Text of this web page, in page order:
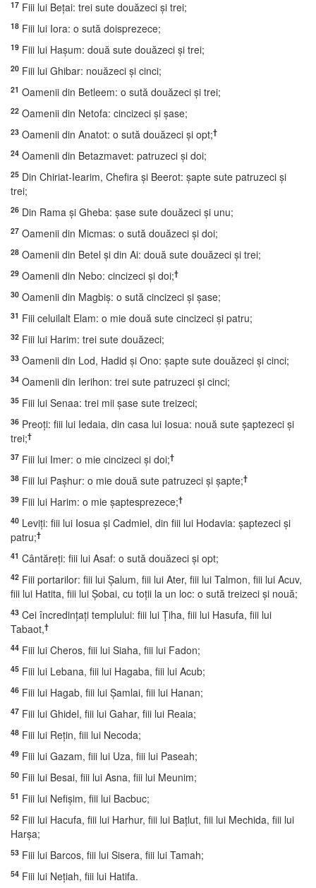
17 Fiii lui Beţai: trei sute douăzeci şi trei;
18 Fiii lui Iora: o sută doisprezece;
19 Fiii lui Haşum: două sute douăzeci şi trei;
20 Fiii lui Ghibar: nouăzeci şi cinci;
21 Oamenii din Betleem: o sută douăzeci şi trei;
22 Oamenii din Netofa: cincizeci şi şase;
23 Oamenii din Anatot: o sută douăzeci şi opt;†
24 Oamenii din Betazmavet: patruzeci şi doi;
25 Din Chiriat-Iearim, Chefira şi Beerot: şapte sute patruzeci şi
trei;
26 Din Rama şi Gheba: şase sute douăzeci şi unu;
27 Oamenii din Micmas: o sută douăzeci şi doi;
28 Oamenii din Betel şi din Ai: două sute douăzeci şi trei;
29 Oamenii din Nebo: cincizeci şi doi;†
30 Oamenii din Magbiş: o sută cincizeci şi şase;
31 Fiii celuilalt Elam: o mie două sute cincizeci şi patru;
32 Fiii lui Harim: trei sute douăzeci;
33 Oamenii din Lod, Hadid şi Ono: şapte sute douăzeci şi cinci;
34 Oamenii din Ierihon: trei sute patruzeci şi cinci;
35 Fiii lui Senaa: trei mii şase sute treizeci;
36 Preoţi: fiii lui Iedaia, din casa lui Iosua: nouă sute şaptezeci şi
trei;†
37 Fiii lui Imer: o mie cincizeci şi doi;†
38 Fiii lui Paşhur: o mie două sute patruzeci şi şapte;†
39 Fiii lui Harim: o mie şaptesprezece;†
40 Leviţi: fiii lui Iosua şi Cadmiel, din fiii lui Hodavia: şaptezeci şi
patru;†
41 Cântăreţi: fiii lui Asaf: o sută douăzeci şi opt;
42 Fiii portarilor: fiii lui Şalum, fiii lui Ater, fiii lui Talmon, fiii lui Acuv,
fiii lui Hatita, fiii lui Şobai, cu toţii la un loc: o sută treizeci şi nouă;
43 Cei încredinţaţi templului: fiii lui Ţiha, fiii lui Hasufa, fiii lui
Tabaot,†
44 Fiii lui Cheros, fiii lui Siaha, fiii lui Fadon;
45 Fiii lui Lebana, fiii lui Hagaba, fiii lui Acub;
46 Fiii lui Hagab, fiii lui Şamlai, fiii lui Hanan;
47 Fiii lui Ghidel, fiii lui Gahar, fiii lui Reaia;
48 Fiii lui Reţin, fiii lui Necoda;
49 Fiii lui Gazam, fiii lui Uza, fiii lui Paseah;
50 Fiii lui Besai, fiii lui Asna, fiii lui Meunim;
51 Fiii lui Nefişim, fiii lui Bacbuc;
52 Fiii lui Hacufa, fiii lui Harhur, fiii lui Baţlut, fiii lui Mechida, fiii lui
Harşa;
53 Fiii lui Barcos, fiii lui Sisera, fiii lui Tamah;
54 Fiii lui Neţiah, fiii lui Hatifa.